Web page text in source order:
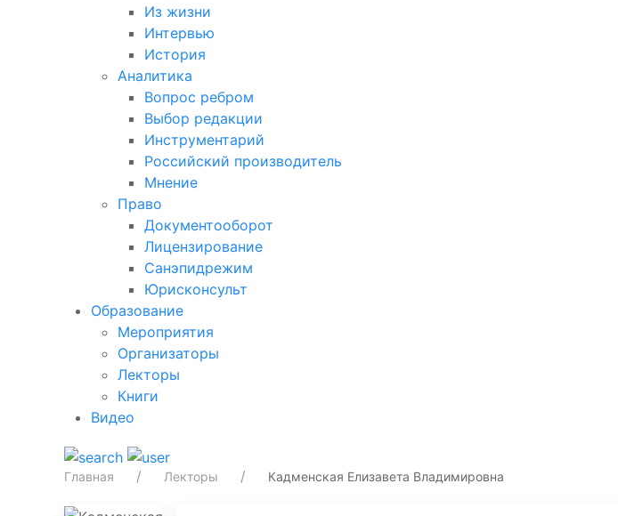
Из жизни
Интервью
История
Аналитика
Вопрос ребром
Выбор редакции
Инструментарий
Российский производитель
Мнение
Право
Документооборот
Лицензирование
Санэпидрежим
Юрисконсульт
Образование
Мероприятия
Организаторы
Лекторы
Книги
Видео
Главная Лекторы Кадменская Елизавета Владимировна